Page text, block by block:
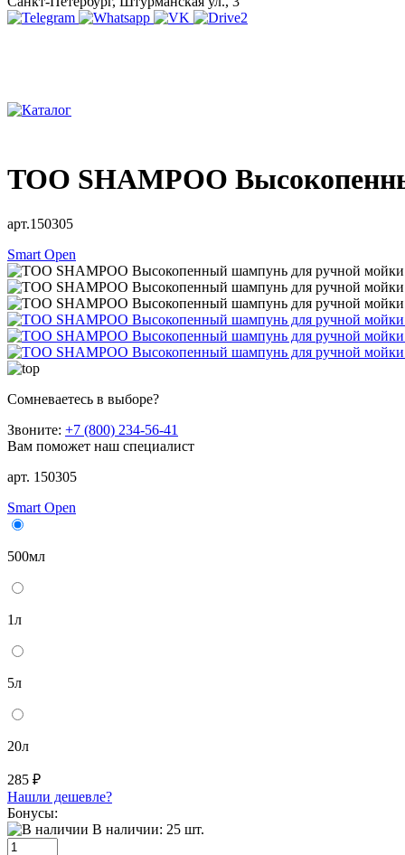
TOO SHAMPOO
арт.150305
Smart Open
Сомневаетесь в выборе?
Звоните: +7 (800) 234-56-41
Вам поможет наш специалист
арт. 150305
Smart Open
500мл
1л
5л
20л
285 ₽
Нашли дешевле?
Бонусы:
В наличии: 25 шт.